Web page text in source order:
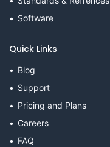
Software
Quick Links
Blog
Support
Pricing and Plans
Careers
FAQ